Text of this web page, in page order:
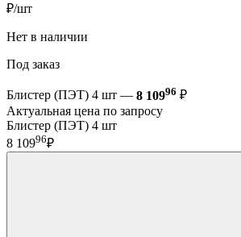
₽/шт
Нет в наличии
Под заказ
Блистер (ПЭТ) 4 шт — 8 10996 ₽
Актуальная цена по запросу
Блистер (ПЭТ) 4 шт
8 10996₽